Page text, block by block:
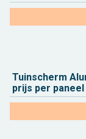
Tuin­scherm
prijs per pa­neel